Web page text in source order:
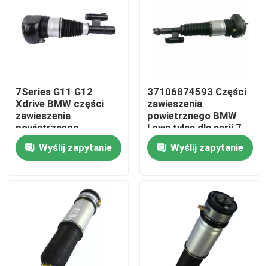
Do domu
Produkty
Wycieczka po fabryce
7Series G11 G12
Xdrive BMW części
zawieszenia
powietrznego
przednie lewo
37106877559
Wyślij zapytanie
37106874593 Części
zawieszenia
powietrznego BMW
Lewa tylna dla serii 7
G11 G11 Xdrive
Wyślij zapytanie